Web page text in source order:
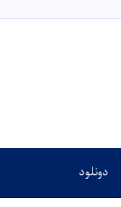
دونلود